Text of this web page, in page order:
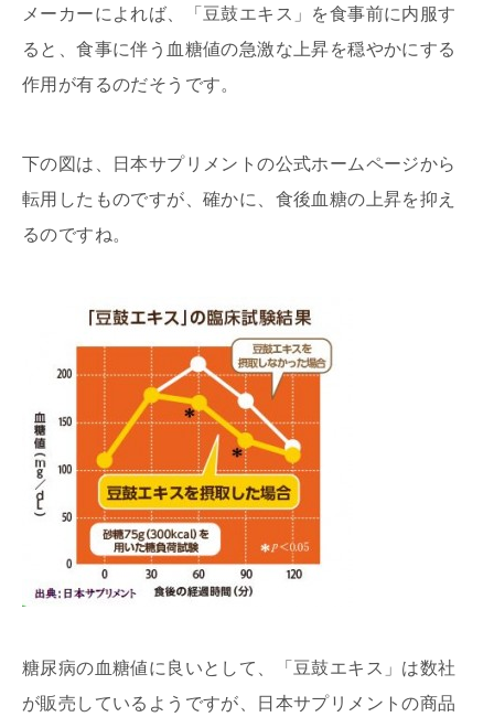
メーカーによれば、「豆鼓エキス」を食事前に内服す
ると、食事に伴う血糖値の急激な上昇を穏やかにする
作用が有るのだそうです。
下の図は、日本サプリメントの公式ホームページから
転用したものですが、確かに、食後血糖の上昇を抑え
るのですね。
糖尿病の血糖値に良いとして、「豆鼓エキス」は数社
が販売しているようですが、日本サプリメントの商品